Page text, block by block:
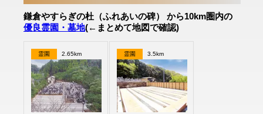
鎌倉やすらぎの杜（ふれあいの碑） から10km圏内の
優良霊園・墓地(←まとめて地図で確認)
霊園 2.65km 霊園 3.5km